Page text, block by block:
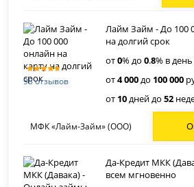
98 отзывов
Лайм Займ - До 100
на долгий срок
от0% до0.8% в
от4 000до 100 000
от 10дней до52
МФК «Лайм-Займ» (ООО)
Да-Кредит МКК
всем мгновенно